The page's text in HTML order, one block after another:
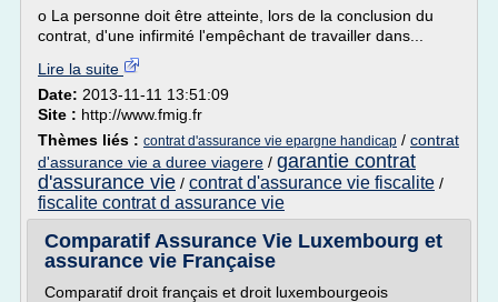
o La personne doit être atteinte, lors de la conclusion du
contrat, d'une infirmité l'empêchant de travailler dans...
Lire la suite
Date: 2013-11-11 13:51:09
Site : http://www.fmig.fr
Thèmes liés : contrat d'assurance vie epargne handicap / contrat
d'assurance vie a duree viagere / garantie contrat
d'assurance vie / contrat d'assurance vie fiscalite /
fiscalite contrat d assurance vie
Comparatif Assurance Vie Luxembourg et
assurance vie Française
Comparatif droit français et droit luxembourgeois